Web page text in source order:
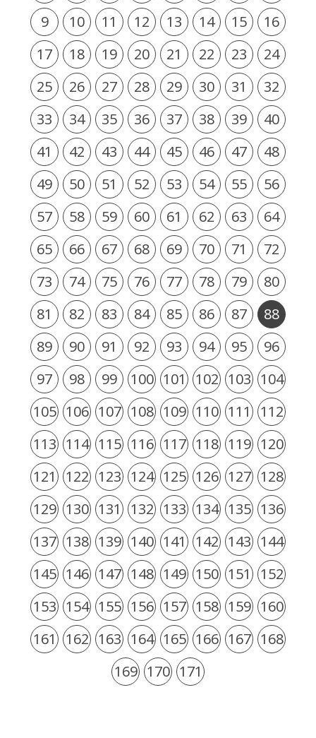
9
10 11 12 13 14 15
16
17
18 19 20 21 22 23
24
25
26 27 28 29 30 31
32
33
34 35 36 37 38 39
40
41
42 43 44 45 46 47
48
49
50 51 52 53 54 55
56
57
58 59 60 61 62 63
64
65
66 67 68 69 70 71
72
73
74 75 76 77 78 79
80
81
82 83 84 85 86 87
88
89
90 91 92 93 94 95
96
97
98 99 100 101 102 103 104
105 106 107 108 109 110 111 112
113 114 115 116 117 118 119 120
121 122 123 124 125 126 127 128
129 130 131 132 133 134 135 136
137 138 139 140 141 142 143 144
145 146 147 148 149 150 151 152
153 154 155 156 157 158 159 160
161 162 163 164 165 166 167 168
169 170 171